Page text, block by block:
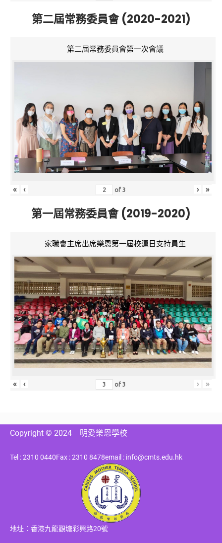
第二屆常務委員會 (2020-2021)
第二屆常務委員會第一次會議
« ‹ of3 › »
第一屆常務委員會 (2019-2020)
家職會主席出席樂恩第一屆校運日支持員生
« ‹ of3 › »
Copyright © 2024 明愛樂恩學校
Tel : 2310 0440Fax : 2310 8478email : info@cmts.edu.hk
地址：香港九龍觀塘彩興路20號